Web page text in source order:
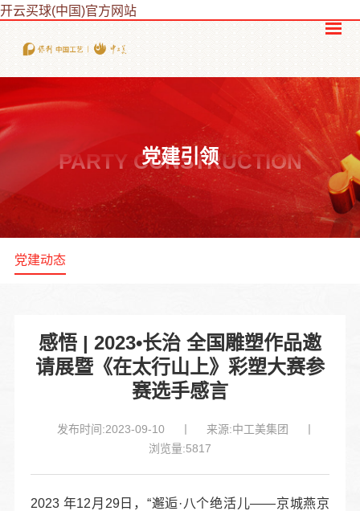
开云买球(中国)官方网站
党建引领
PARTY CONSTRUCTION
党建动态
感悟 | 2023•长治 全国雕塑作品邀
请展暨《在太行山上》彩塑大赛参
赛选手感言
发布时间:2023-09-10 来源:中工美集团
浏览量:5817
2023 年12月29日，“邂逅·八个绝活儿——京城燕京